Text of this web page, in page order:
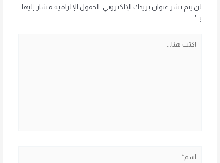
لن يتم نشر عنوان بريدك الإلكتروني. الحقول الإلزامية مشار إليها
بـ *
هنا...